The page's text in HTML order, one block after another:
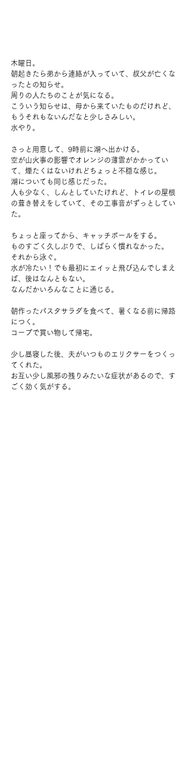
木曜日。
朝起きたら弟から連絡が入っていて、叔父が亡くな
ったとの知らせ。
周りの人たちのことが気になる。
こういう知らせは、母から来ていたものだけれど、
もうそれもないんだなと少しさみしい。
水やり。
さっと用意して、9時前に湖へ出かける。
空が山火事の影響でオレンジの薄雲がかかってい
て、煙たくはないけれどちょっと不穏な感じ。
湖についても同じ感じだった。
人も少なく、しんとしていたけれど、トイレの屋根
の葺き替えをしていて、その工事音がずっとしてい
た。
ちょっと座ってから、キャッチボールをする。
ものすごく久しぶりで、しばらく慣れなかった。
それから泳ぐ。
水が冷たい！でも最初にエイッと飛び込んでしまえ
ば、後はなんともない。
なんだかいろんなことに通じる。
朝作ったパスタサラダを食べて、暑くなる前に帰路
につく。
コープで買い物して帰宅。
少し昼寝した後、夫がいつものエリクサーをつくっ
てくれた。
お互い少し風邪の残りみたいな症状があるので、す
ごく効く気がする。